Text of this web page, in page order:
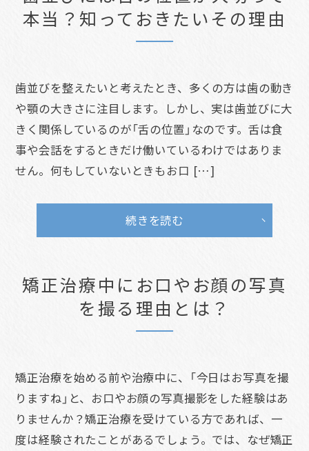
本当？知っておきたいその理由
歯並びを整えたいと考えたとき、多くの方は歯の動き
や顎の大きさに注目します。しかし、実は歯並びに大
きく関係しているのが「舌の位置」なのです。舌は食
事や会話をするときだけ働いているわけではありま
せん。何もしていないときもお口 […]
続きを読む
矯正治療中にお口やお顔の写真
を撮る理由とは？
矯正治療を始める前や治療中に、「今日はお写真を撮
りますね」と、お口やお顔の写真撮影をした経験はあ
りませんか？矯正治療を受けている方であれば、一
度は経験されたことがあるでしょう。では、なぜ矯正